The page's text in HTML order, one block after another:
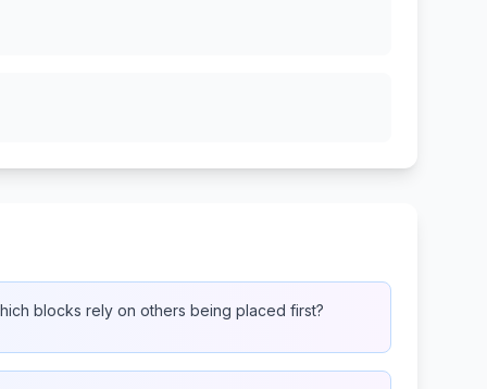
blocks rely on others being placed first?